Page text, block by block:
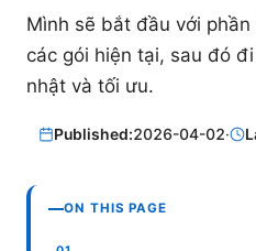
Mình sẽ bắt đầu với
các gói hiện tại, sau đó
nhật và tối ưu.
Published:2026-04-02·
ON THIS PAGE